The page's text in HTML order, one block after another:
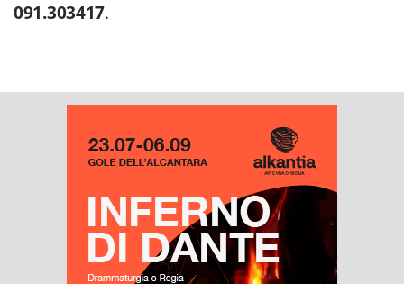
091.303417.